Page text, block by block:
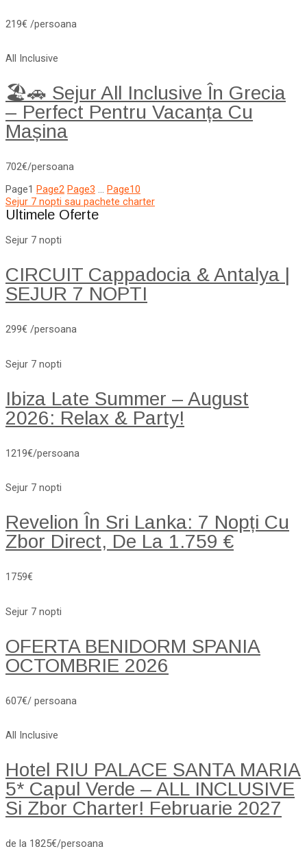
219€ /persoana
All Inclusive
🏖️🚗 Sejur All Inclusive În Grecia
– Perfect Pentru Vacanța Cu
Mașina
702€/persoana
Page1 Page2 Page3 … Page10
Sejur 7 nopti sau pachete charter
Ultimele Oferte
Sejur 7 nopti
CIRCUIT Cappadocia & Antalya |
SEJUR 7 NOPTI
299€ /persoana
Sejur 7 nopti
Ibiza Late Summer – August
2026: Relax & Party!
1219€/persoana
Sejur 7 nopti
Revelion În Sri Lanka: 7 Nopți Cu
Zbor Direct, De La 1.759 €
1759€
Sejur 7 nopti
OFERTA BENIDORM SPANIA
OCTOMBRIE 2026
607€/ persoana
All Inclusive
Hotel RIU PALACE SANTA MARIA
5* Capul Verde – ALL INCLUSIVE
Si Zbor Charter! Februarie 2027
de la 1825€/persoana